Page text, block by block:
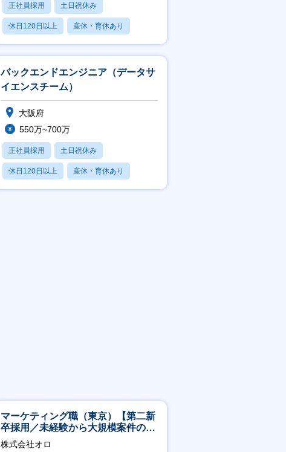
正社員採用 土日祝休み
休日120日以上 産休・育休あり
賞与あり
バックエンドエンジニア（データサ
イエンスチーム）
大阪府
550万~700万
正社員採用 土日祝休み
休日120日以上 産休・育休あり
月残業20時間以内
マーケティング職（東京）【第二新
卒採用／未経験から大規模案件のマ
ーケティングが経験できる／研修充
株式会社オロ